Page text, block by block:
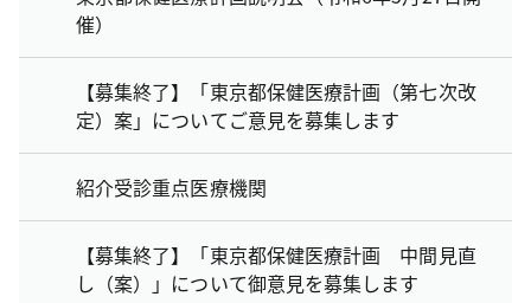
催）
【募集終了】「東京都保健医療計画（第七次改
定）案」についてご意見を募集します
紹介受診重点医療機関
【募集終了】「東京都保健医療計画 中間見直
し（案）」について御意見を募集します